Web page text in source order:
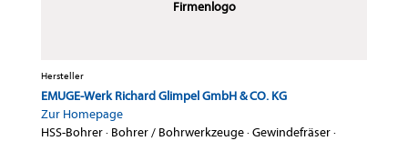
Firmenlogo
Hersteller
EMUGE-Werk Richard Glimpel GmbH & CO. KG
Zur Homepage
HSS-Bohrer· Bohrer / Bohrwerkzeuge·Gewindefräser·